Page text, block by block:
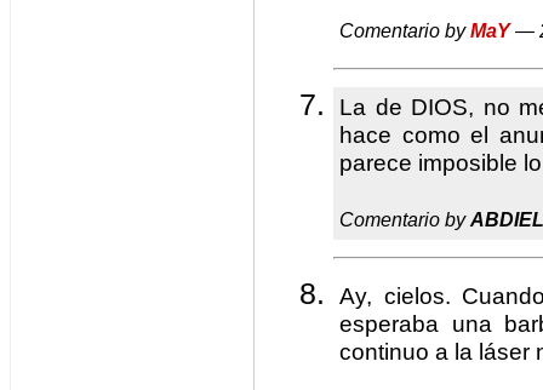
Comentario byMaY—
La de DIOS, no
hace como el
parece imposible
Comentario byABDIEL
Ay, cielos.
esperaba una
continuo a la láser